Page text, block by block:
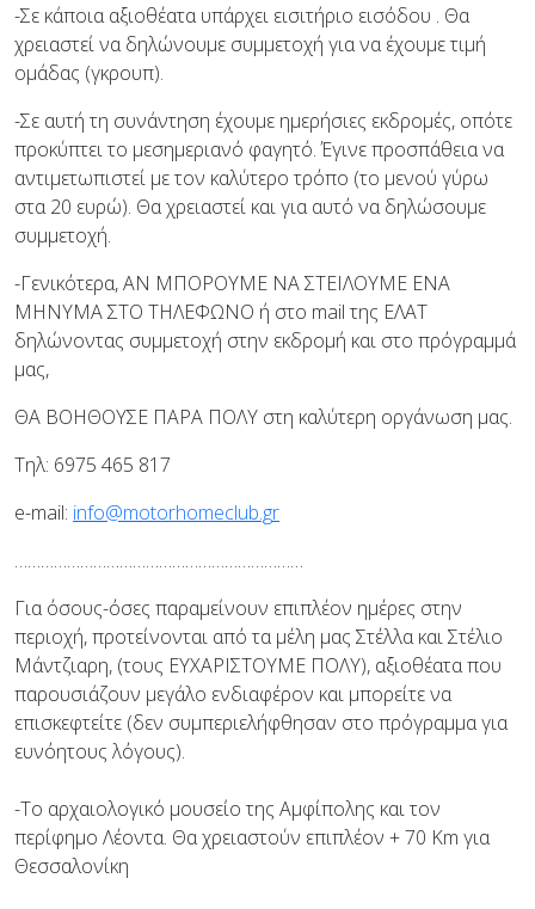
-Σε κάποια αξιοθέατα υπάρχει εισιτήριο εισόδου . Θα
χρειαστεί να δηλώνουμε συμμετοχή για να έχουμε τιμή
ομάδας (γκρουπ).
-Σε αυτή τη συνάντηση έχουμε ημερήσιες εκδρομές, οπότε
προκύπτει το μεσημεριανό φαγητό. Έγινε προσπάθεια να
αντιμετωπιστεί με τον καλύτερο τρόπο (το μενού γύρω
στα 20 ευρώ). Θα χρειαστεί και για αυτό να δηλώσουμε
συμμετοχή.
-Γενικότερα, ΑΝ ΜΠΟΡΟΥΜΕ ΝΑ ΣΤΕΙΛΟΥΜΕ ΕΝΑ
ΜΗΝΥΜΑ ΣΤΟ ΤΗΛΕΦΩΝΟ ή στο mail της ΕΛΑΤ
δηλώνοντας συμμετοχή στην εκδρομή και στο πρόγραμμά
μας,
ΘΑ ΒΟΗΘΟΥΣΕ ΠΑΡΑ ΠΟΛΥ στη καλύτερη οργάνωση μας.
Τηλ: 6975 465 817
e-mail:
…………………………………………………………
Για όσους-όσες παραμείνουν επιπλέον ημέρες στην
περιοχή, προτείνονται από τα μέλη μας Στέλλα και Στέλιο
Μάντζιαρη, (τους ΕΥΧΑΡΙΣΤΟΥΜΕ ΠΟΛΥ), αξιοθέατα που
παρουσιάζουν μεγάλο ενδιαφέρον και μπορείτε να
επισκεφτείτε (δεν συμπεριελήφθησαν στο πρόγραμμα για
ευνόητους λόγους).
-Το αρχαιολογικό μουσείο της Αμφίπολης και τον
περίφημο Λέοντα. Θα χρειαστούν επιπλέον + 70 Km για
Θεσσαλονίκη